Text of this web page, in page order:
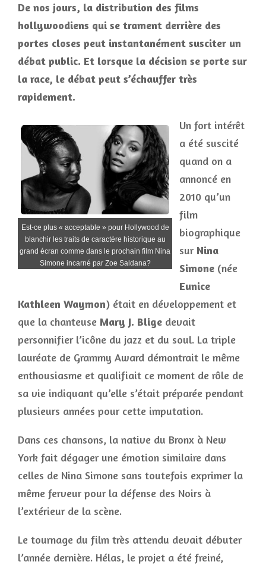
De nos jours, la distribution des films
hollywoodiens qui se trament derrière des
portes closes peut instantanément susciter un
débat public. Et lorsque la décision se porte sur
la race, le débat peut s’échauffer très
rapidement.
Est-ce plus « acceptable » pour Hollywood de
blanchir les traits de caractère historique au
grand écran comme dans le prochain film Nina
Simone incarné par Zoe Saldana?
Un fort intérêt
a été suscité
quand on a
annoncé en
2010 qu’un
film
biographique
surNina
Simone (née
Eunice
Kathleen Waymon) était en développement et
que la chanteuse Mary J. Blige devait
personnifier l’icône du jazz et du soul. La triple
lauréate de Grammy Award démontrait le même
enthousiasme et qualifiait ce moment de rôle de
sa vie indiquant qu’elle s’était préparée pendant
plusieurs années pour cette imputation.
Dans ces chansons, la native du Bronx à New
York fait dégager une émotion similaire dans
celles de Nina Simone sans toutefois exprimer la
même ferveur pour la défense des Noirs à
l’extérieur de la scène.
Le tournage du film très attendu devait débuter
l’année dernière. Hélas, le projet a été freiné,